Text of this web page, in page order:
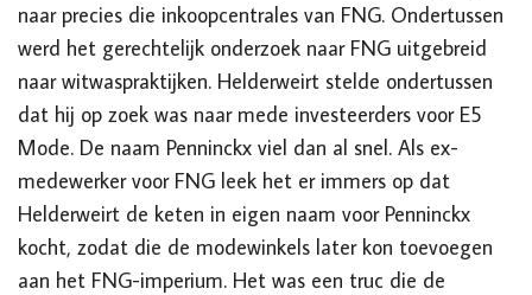
naar precies die inkoopcentrales van FNG. Ondertussen
werd het gerechtelijk onderzoek naar FNG uitgebreid
naar witwaspraktijken. Helderweirt stelde ondertussen
dat hij op zoek was naar mede investeerders voor E5
Mode. De naam Penninckx viel dan al snel. Als ex-
medewerker voor FNG leek het er immers op dat
Helderweirt de keten in eigen naam voor Penninckx
kocht, zodat die de modewinkels later kon toevoegen
aan het FNG-imperium. Het was een truc die de